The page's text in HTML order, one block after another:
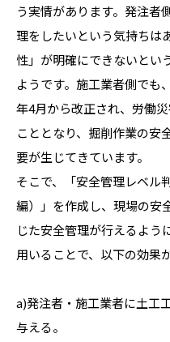
う実情があります。発注者
理をしたいという気持ちは
性」が明確にできないとい
ようです。施工業者側でも
年4月から改正され、労働
こととなり、掘削作業の安
要が生じてきています。
そこで、「安全管理レベル
編）」を作成し、現場の安
じた安全管理が行えるよう
用いることで、以下の効果
a)発注者・施工業者に土工
与える。